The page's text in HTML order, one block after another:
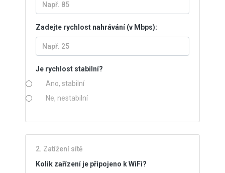
Zadejte rychlost nahrávání (v Mbps):
Je rychlost stabilní?
Ano, stabilní
Ne, nestabilní
2. Zatížení sítě
Kolik zařízení je připojeno k WiFi?